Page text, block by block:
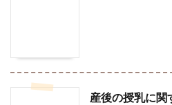
産後の授乳に関